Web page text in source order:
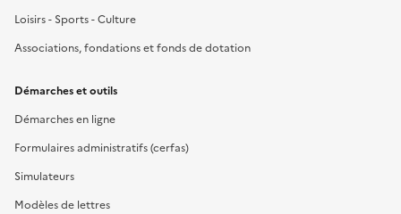
Loisirs - Sports - Culture
Associations, fondations et fonds de dotation
Démarches et outils
Démarches en ligne
Formulaires administratifs (cerfas)
Simulateurs
Modèles de lettres